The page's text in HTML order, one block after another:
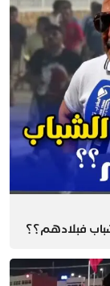
فبلادهم؟؟